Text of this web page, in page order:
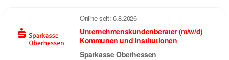
Online seit: 6.8.2026
Unternehmenskundenberater (m/w/d)
Kommunen und Institutionen
Sparkasse Oberhessen